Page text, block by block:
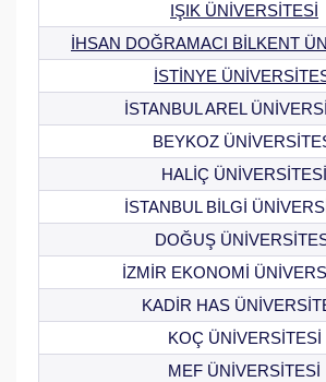
IŞIK ÜNİVERSİTESİ
İHSAN DOĞRAMACI BİLKENT
İSTİNYE
İSTANBUL AREL
BEYKOZ
HALİÇ ÜNİVERSİTESİ
İSTANBUL BİLGİ
DOĞUŞ
İZMİR EKONOMİ
KADİR HAS
KOÇ ÜNİVERSİTESİ
MEF ÜNİVERSİTESİ